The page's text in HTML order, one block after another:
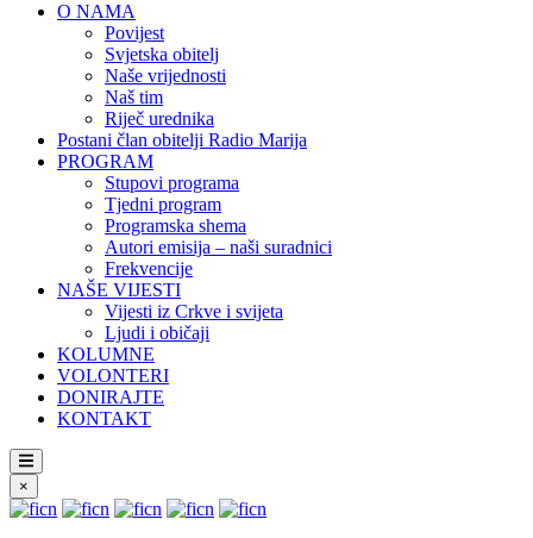
O NAMA
Povijest
Svjetska obitelj
Naše vrijednosti
Naš tim
Riječ urednika
Postani član obitelji Radio Marija
PROGRAM
Stupovi programa
Tjedni program
Programska shema
Autori emisija – naši suradnici
Frekvencije
NAŠE VIJESTI
Vijesti iz Crkve i svijeta
Ljudi i običaji
KOLUMNE
VOLONTERI
DONIRAJTE
KONTAKT
×